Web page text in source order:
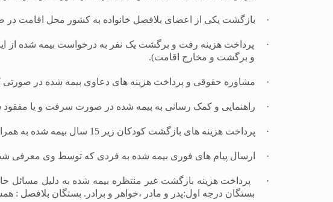
· بازگشت یکی از اعضای بلافصل خانواده به کشور محل اقامت در
·
و برگشت و مخارج اقامت).
· مشاوره حقوقی و پرداخت هزینه های دعاوی بیمه شده در
· راهنمایی و کمک رسانی به بیمه شده در صورت سرقت و یا
· پرداخت هزینه های بازگشت کودکان زیر 15 سال بیمه شده به همراه یک سرپرست به ایران در صورت فوت یا بستری شدن بیمه شده.
· ارسال پیام های فوری بیمه شده به فردی که توسط وی معرفی شده
·
پرداخت هزینه بازگشت غیر منتظره بیمه شده به دلیل مسائل
بستگان درجه اول:پدر و مادر ،خواهر و برادر. بستگان بلافصل :